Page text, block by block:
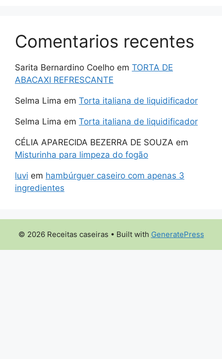
Comentarios recentes
Sarita Bernardino Coelho em TORTA DE
ABACAXI REFRESCANTE
Selma Lima em Torta italiana de liquidificador
Selma Lima em Torta italiana de liquidificador
CÉLIA APARECIDA BEZERRA DE SOUZA em
Misturinha para limpeza do fogão
luvi em hambúrguer caseiro com apenas 3
ingredientes
© 2026 Receitas caseiras • Built with GeneratePress